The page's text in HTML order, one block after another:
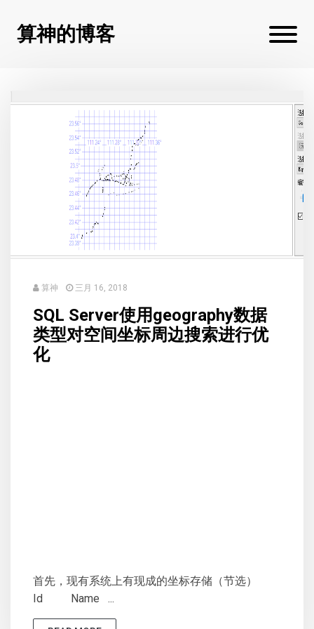
算神的博客
算神 三月 16, 2018
SQL Server使用geography数据
类型对空间坐标周边搜索进行优
化
首先，现有系统上有现成的坐标存储（节选）
Id Name ...